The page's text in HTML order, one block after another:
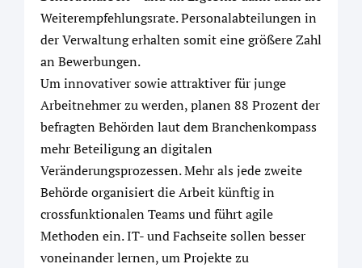
Weiterempfehlungsrate. Personalabteilungen in
der Verwaltung erhalten somit eine größere Zahl
an Bewerbungen.
Um innovativer sowie attraktiver für junge
Arbeitnehmer zu werden, planen 88 Prozent der
befragten Behörden laut dem Branchenkompass
mehr Beteiligung an digitalen
Veränderungsprozessen. Mehr als jede zweite
Behörde organisiert die Arbeit künftig in
crossfunktionalen Teams und führt agile
Methoden ein. IT- und Fachseite sollen besser
voneinander lernen, um Projekte zu